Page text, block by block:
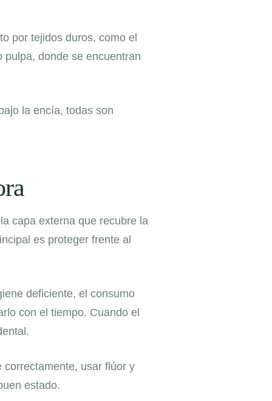
por tejidos duros, como el
donde se encuentran
la encía, todas son
capa externa que recubre la
es proteger frente al
deficiente, el consumo
con el tiempo. Cuando el
usar flúor y
estado.